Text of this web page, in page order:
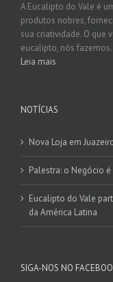
A Eucalipto do Vale é
produtos nobres,
sua criatividade. O que
eucalipto, nós fazemos.
Leia mais
NOTÍCIAS
Nova Loja em
Palestra: o Negócio é
Eucalipto do Vale
da América Latina
SIGA-NOS NO